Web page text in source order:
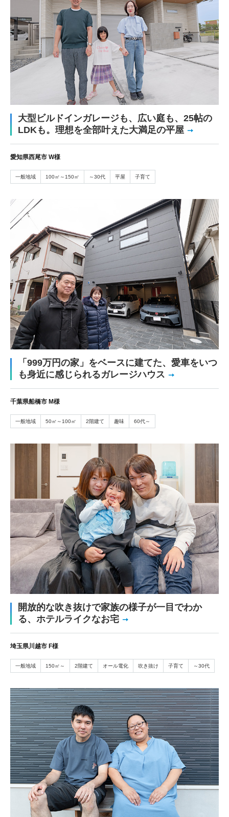
大型ビルドインガレージも、広い庭も、25帖の
LDKも。理想を全部叶えた大満足の平屋
愛知県西尾市 W様
一般地域 100㎡～150㎡ ～30代 平屋 子育て
「999万円の家」をベースに建てた、愛車をいつ
も身近に感じられるガレージハウス
千葉県船橋市 M様
一般地域 50㎡～100㎡ 2階建て 趣味 60代～
開放的な吹き抜けで家族の様子が一目でわか
る、ホテルライクなお宅
埼玉県川越市 F様
一般地域 150㎡～ 2階建て オール電化 吹き抜け 子育て ～30代